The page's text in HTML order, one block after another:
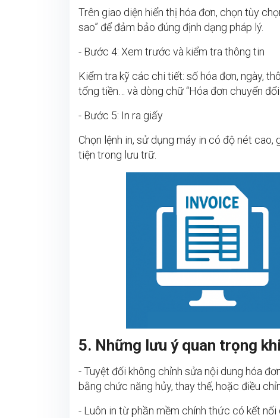
Trên giao diện hiển thị hóa đơn, chọn tùy
sao” để đảm bảo đúng định dạng pháp lý.
- Bước 4: Xem trước và kiểm tra thông tin
Kiểm tra kỹ các chi tiết: số hóa đơn, ngày,
tổng tiền… và dòng chữ “Hóa đơn chuyển
- Bước 5: In ra giấy
Chọn lệnh in, sử dụng máy in có độ nét
tiện trong lưu trữ.
5. Những lưu ý quan trọng
- Tuyệt đối không chỉnh sửa nội dung hóa
bằng chức năng hủy, thay thế, hoặc điều
- Luôn in từ phần mềm chính thức có kết